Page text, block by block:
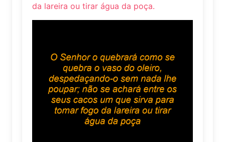
da lareira ou tirar água da poça.